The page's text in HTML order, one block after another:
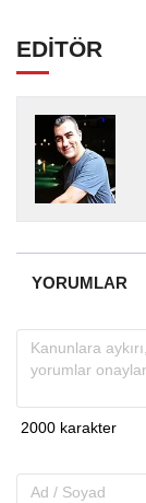
EDİTÖR
YORUMLAR